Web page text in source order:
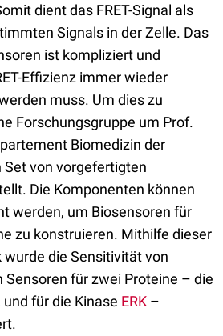
dient das FRET-Signal als
Signals in der Zelle. Das
ist kompliziert und
Effizienz immer wieder
muss. Um dies zu
Forschungsgruppe um Prof.
Biomedizin der
Set von vorgefertigten
Die Komponenten können
werden, um Biosensoren für
zu konstruieren. Mithilfe dieser
wurde die Sensitivität von
Sensoren für zwei Proteine – die
und für die Kinase ERK –